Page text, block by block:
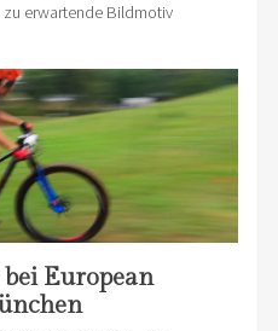
erwartende Bildmotiv
European